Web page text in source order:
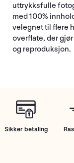
uttrykksfulle
med 100%
velegnet til flere
overflate, der
og reproduksjon.
Sikker betaling